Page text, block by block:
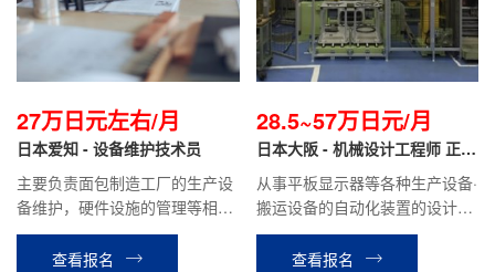
27万日元左右/月
日本爱知 - 设备维护技术员
主要负责面包制造工厂的生产设
备维护，硬件设施的管理等相关
工作。
查看报名
28.5~57万日元/月
日本大阪 - 机械设计工程师 正社
从事平板显示器等各种生产设备·
搬运设备的自动化装置的设计工
作。负责初期的沟通，设计，生
产，试运行等全程业务。
查看报名